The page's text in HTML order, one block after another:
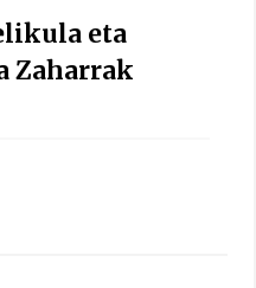
eta
Zaharrak